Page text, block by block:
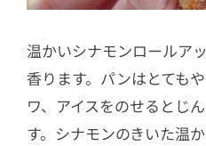
温かいシナモンロールア
香ります。パンはとても
ワ、アイスをのせるとじ
す。シナモンのきいた温